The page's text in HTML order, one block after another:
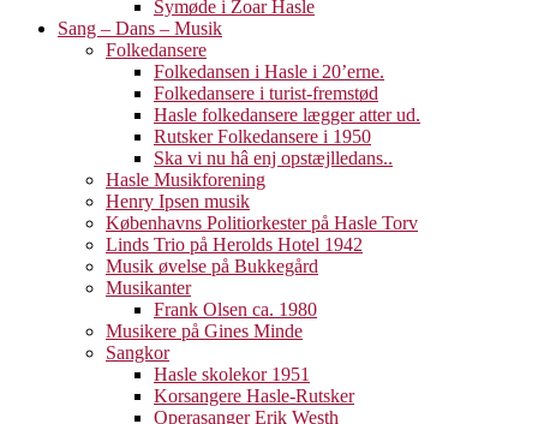
Symøde i Zoar Hasle
Sang – Dans – Musik
Folkedansere
Folkedansen i Hasle i 20’erne.
Folkedansere i turist-fremstød
Hasle folkedansere lægger atter ud.
Rutsker Folkedansere i 1950
Ska vi nu hâ enj opstæjlledans..
Hasle Musikforening
Henry Ipsen musik
Københavns Politiorkester på Hasle Torv
Linds Trio på Herolds Hotel 1942
Musik øvelse på Bukkegård
Musikanter
Frank Olsen ca. 1980
Musikere på Gines Minde
Sangkor
Hasle skolekor 1951
Korsangere Hasle-Rutsker
Operasanger Erik Westh